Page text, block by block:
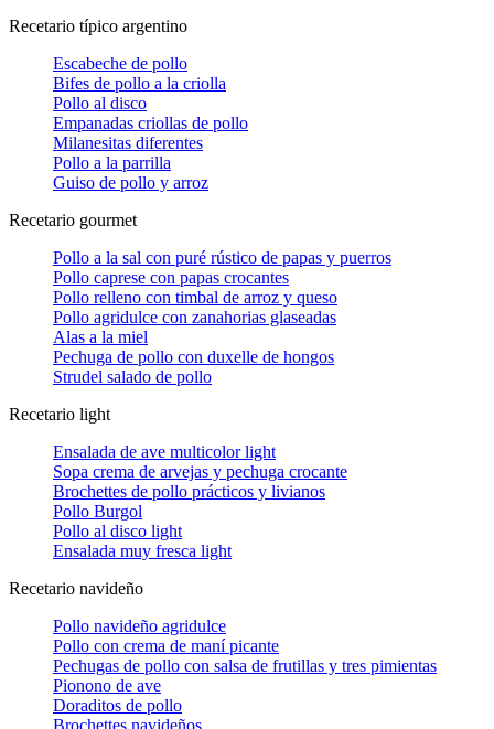
Recetario típico argentino
Escabeche de pollo
Bifes de pollo a la criolla
Pollo al disco
Empanadas criollas de pollo
Milanesitas diferentes
Pollo a la parrilla
Guiso de pollo y arroz
Recetario gourmet
Pollo a la sal con puré rústico de papas y puerros
Pollo caprese con papas crocantes
Pollo relleno con timbal de arroz y queso
Pollo agridulce con zanahorias glaseadas
Alas a la miel
Pechuga de pollo con duxelle de hongos
Strudel salado de pollo
Recetario light
Ensalada de ave multicolor light
Sopa crema de arvejas y pechuga crocante
Brochettes de pollo prácticos y livianos
Pollo Burgol
Pollo al disco light
Ensalada muy fresca light
Recetario navideño
Pollo navideño agridulce
Pollo con crema de maní picante
Pechugas de pollo con salsa de frutillas y tres pimientas
Pionono de ave
Doraditos de pollo